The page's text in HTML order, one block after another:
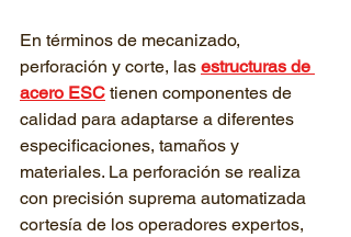
En términos de mecanizado,
perforación y corte, las estructuras de
acero ESC tienen componentes de
calidad para adaptarse a diferentes
especificaciones, tamaños y
materiales. La perforación se realiza
con precisión suprema automatizada
cortesía de los operadores expertos,